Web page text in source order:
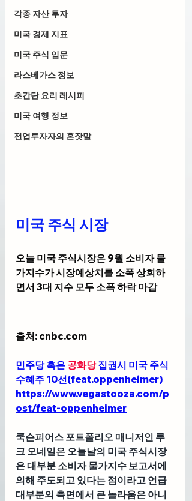
각종 자산 투자
미국 경제 지표
미국 주식 입문
라스베가스 정보
초간단 요리 레시피
미국 여행 정보
전업투자자의 혼잣말
미국 주식 시장
오늘 미국 주식시장은 9월 소비자 물
가지수가 시장예상치를 소폭 상회하
면서 3대 지수 모두 소폭 하락 마감
출처: cnbc.com
민주당 혹은 공화당 집권시 미국 주식
수혜주 10선(feat.oppenheimer)
https://www.vegastooza.com/p
ost/feat-oppenheimer
쿡슨피어스 포트폴리오 매니저인 루
크 오네일은 오늘날의 미국 주식시장
은 대부분 소비자 물가지수 보고서에
의해 주도되고 있다는 점이라고 언급
대부분의 측면에서 큰 놀라움은 아니